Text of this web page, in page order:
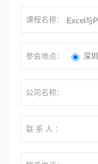
课程名称：
参会地点： 深
公司名称：
联 系 人 ：